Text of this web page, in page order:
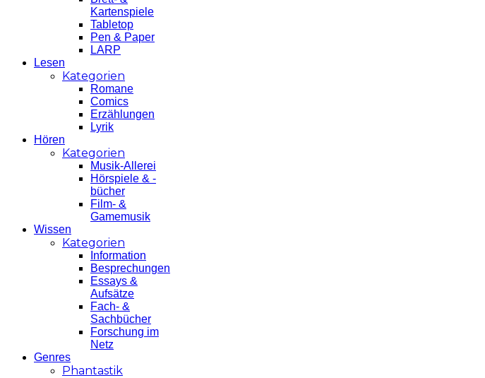
Kartenspiele
Tabletop
Pen & Paper
LARP
Lesen
Kategorien
Romane
Comics
Erzählungen
Lyrik
Hören
Kategorien
Musik-Allerei
Hörspiele & -
bücher
Film- &
Gamemusik
Wissen
Kategorien
Information
Besprechungen
Essays &
Aufsätze
Fach- &
Sachbücher
Forschung im
Netz
Genres
Phantastik